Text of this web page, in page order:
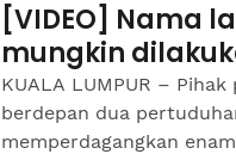
[VIDEO] Nama
mungkin
KUALA LUMPUR –
berdepan dua
memperdagangkan